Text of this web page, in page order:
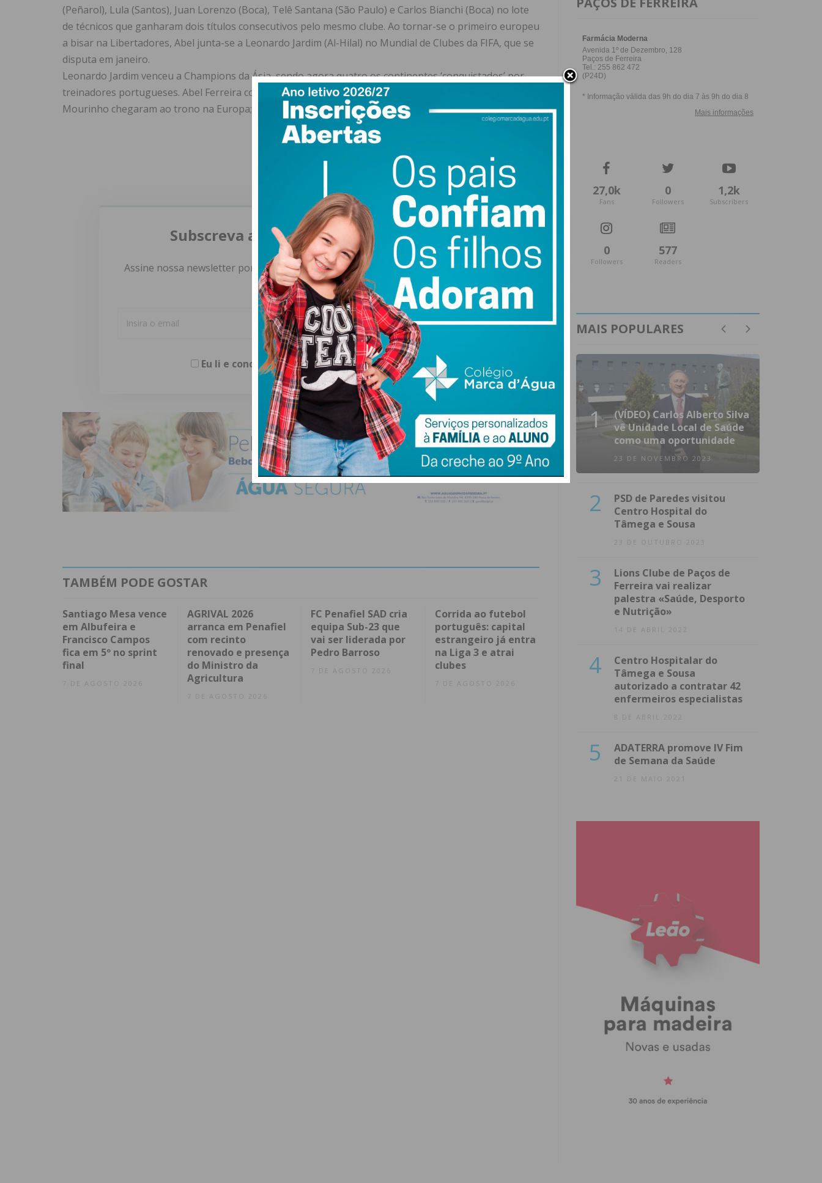
(Peñarol), Lula (Santos), Juan Lorenzo (Boca), Telê Santana (São Paulo) e Carlos Bianchi (Boca) no lote
de técnicos que ganharam dois títulos consecutivos pelo mesmo clube. Ao tornar-se o primeiro europeu
a bisar na Libertadores, Abel junta-se a Leonardo Jardim (Al-Hilal) no Mundial de Clubes da FIFA, que se
disputa em janeiro.
Leonardo Jardim venceu a Champions da Ásia, sendo agora quatro os continentes ‘conquistados’ por
treinadores portugueses. Abel Ferreira conquistou a sua segunda Copa Libertadores. Artur Jorge e
Mourinho chegaram ao trono na Europa; Manuel José fê-lo em África.
Subscreva a newsletter do Imediato
Assine nossa newsletter por e-mail e obtenha de forma regular a informação
atualizada.
Eu li e concordo com ostermos e condições
TAMBÉM PODE GOSTAR
Santiago Mesa vence
em Albufeira e
Francisco Campos
fica em 5º no sprint
final
7 DE AGOSTO 2026
AGRIVAL 2026
arranca em Penafiel
com recinto
renovado e presença
do Ministro da
Agricultura
7 DE AGOSTO 2026
FC Penafiel SAD cria
equipa Sub-23 que
vai ser liderada por
Pedro Barroso
7 DE AGOSTO 2026
Corrida ao futebol
português: capital
estrangeiro já entra
na Liga 3 e atrai
clubes
7 DE AGOSTO 2026
27,0k
Fans
0
Followers
1,2k
Subscribers
0
Followers
577
Readers
MAIS POPULARES
1
(VÍDEO) Carlos Alberto Silva
vê Unidade Local de Saúde
como uma oportunidade
23 DE NOVEMBRO 2023
2
PSD de Paredes visitou
Centro Hospital do
Tâmega e Sousa
23 DE OUTUBRO 2023
3
Lions Clube de Paços de
Ferreira vai realizar
palestra «Saúde, Desporto
e Nutrição»
14 DE ABRIL 2022
4
Centro Hospitalar do
Tâmega e Sousa
autorizado a contratar 42
enfermeiros especialistas
8 DE ABRIL 2022
5
ADATERRA promove IV Fim
de Semana da Saúde
21 DE MAIO 2021